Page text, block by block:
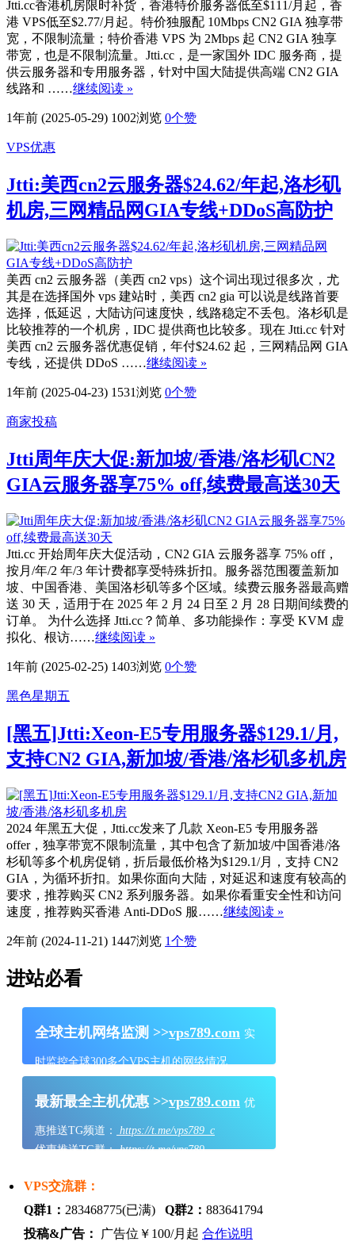
Jtti.cc香港机房限时补货，香港特价服务器低至$111/月起，香
港 VPS低至$2.77/月起。特价独服配 10Mbps CN2 GIA 独享带
宽，不限制流量；特价香港 VPS 为 2Mbps 起 CN2 GIA 独享
带宽，也是不限制流量。Jtti.cc，是一家国外 IDC 服务商，提
供云服务器和专用服务器，针对中国大陆提供高端 CN2 GIA
线路和 ……继续阅读 »
1年前 (2025-05-29) 1002浏览 0个赞
VPS优惠
Jtti:美西cn2云服务器$24.62/年起,洛杉矶
机房,三网精品网GIA专线+DDoS高防护
美西 cn2 云服务器（美西 cn2 vps）这个词出现过很多次，尤
其是在选择国外 vps 建站时，美西 cn2 gia 可以说是线路首要
选择，低延迟，大陆访问速度快，线路稳定不丢包。洛杉矶是
比较推荐的一个机房，IDC 提供商也比较多。现在 Jtti.cc 针对
美西 cn2 云服务器优惠促销，年付$24.62 起，三网精品网 GIA
专线，还提供 DDoS ……继续阅读 »
1年前 (2025-04-23) 1531浏览 0个赞
商家投稿
Jtti周年庆大促:新加坡/香港/洛杉矶CN2
GIA云服务器享75% off,续费最高送30天
Jtti.cc 开始周年庆大促活动，CN2 GIA 云服务器享 75% off，
按月/年/2 年/3 年计费都享受特殊折扣。服务器范围覆盖新加
坡、中国香港、美国洛杉矶等多个区域。续费云服务器最高赠
送 30 天，适用于在 2025 年 2 月 24 日至 2 月 28 日期间续费的
订单。 为什么选择 Jtti.cc？简单、多功能操作：享受 KVM 虚
拟化、根访……继续阅读 »
1年前 (2025-02-25) 1403浏览 0个赞
黑色星期五
[黑五]Jtti:Xeon-E5专用服务器$129.1/月,
支持CN2 GIA,新加坡/香港/洛杉矶多机房
2024 年黑五大促，Jtti.cc发来了几款 Xeon-E5 专用服务器
offer，独享带宽不限制流量，其中包含了新加坡/中国香港/洛
杉矶等多个机房促销，折后最低价格为$129.1/月，支持 CN2
GIA，为循环折扣。如果你面向大陆，对延迟和速度有较高的
要求，推荐购买 CN2 系列服务器。如果你看重安全性和访问
速度，推荐购买香港 Anti-DDoS 服……继续阅读 »
2年前 (2024-11-21) 1447浏览 1个赞
进站必看
全球主机网络监测 >>vps789.com 实
时监控全球300多个VPS主机的网络情况
最新最全主机优惠 >>vps789.com 优
惠推送TG频道：
https://t.me/vps789_c
优惠推送TG群：https://t.me/vps789
VPS交流群：
Q群1： 283468775(已满) Q群2： 883641794
投稿&广告：
广告位￥100/月起 合作说明